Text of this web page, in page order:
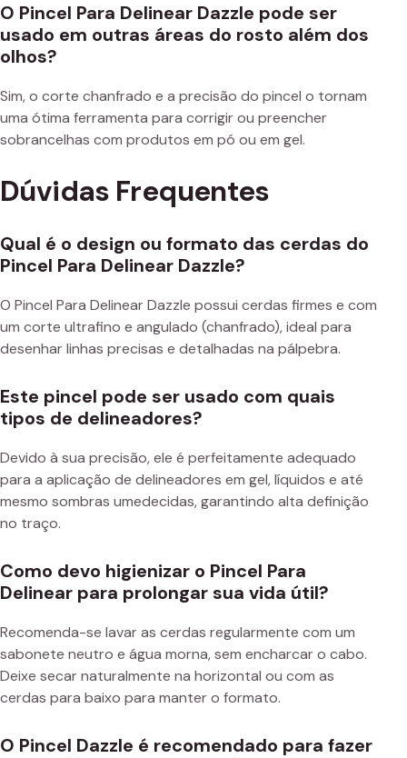
O Pincel Para Delinear Dazzle pode ser
usado em outras áreas do rosto além dos
olhos?
Sim, o corte chanfrado e a precisão do pincel o tornam
uma ótima ferramenta para corrigir ou preencher
sobrancelhas com produtos em pó ou em gel.
Dúvidas Frequentes
Qual é o design ou formato das cerdas do
Pincel Para Delinear Dazzle?
O Pincel Para Delinear Dazzle possui cerdas firmes e com
um corte ultrafino e angulado (chanfrado), ideal para
desenhar linhas precisas e detalhadas na pálpebra.
Este pincel pode ser usado com quais
tipos de delineadores?
Devido à sua precisão, ele é perfeitamente adequado
para a aplicação de delineadores em gel, líquidos e até
mesmo sombras umedecidas, garantindo alta definição
no traço.
Como devo higienizar o Pincel Para
Delinear para prolongar sua vida útil?
Recomenda-se lavar as cerdas regularmente com um
sabonete neutro e água morna, sem encharcar o cabo.
Deixe secar naturalmente na horizontal ou com as
cerdas para baixo para manter o formato.
O Pincel Dazzle é recomendado para fazer